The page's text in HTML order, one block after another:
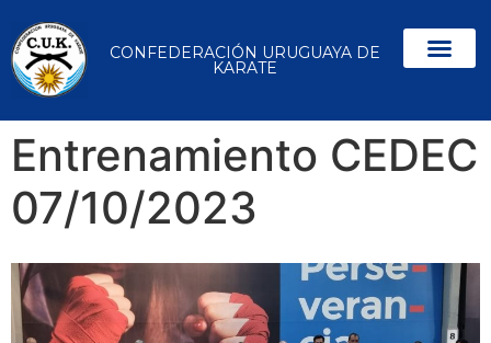
CONFEDERACIÓN URUGUAYA DE
KARATE
Entrenamiento CEDEC
07/10/2023